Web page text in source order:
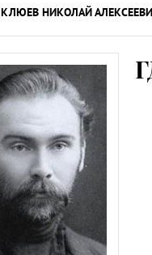
КЛЮЕВ НИКОЛАЙ